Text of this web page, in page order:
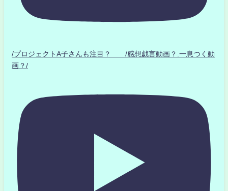
/プロジェクトA子さんも注目？ /感想戯言動画？.一息つく動
画？/